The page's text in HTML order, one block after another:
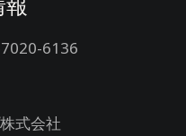
6136
式会社